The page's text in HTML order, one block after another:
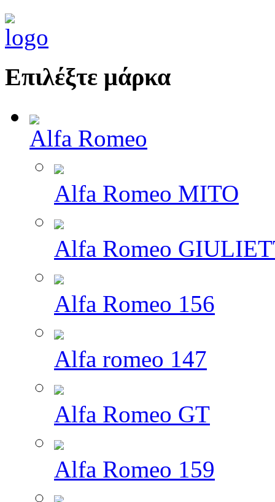
Επιλέξτε μάρκα
Alfa Romeo
Alfa Romeo MITO
Alfa Romeo
Alfa Romeo 156
Alfa romeo 147
Alfa Romeo GT
Alfa Romeo 159